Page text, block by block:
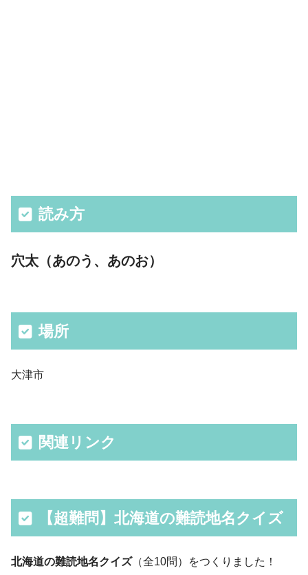
読み方
穴太（あのう、あのお）
場所
大津市
関連リンク
【超難問】北海道の難読地名クイズ
北海道の難読地名クイズ（全10問）をつくりました！